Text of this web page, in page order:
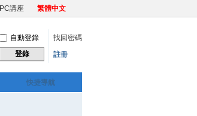
PC講座 繁體中文
自動登錄
找回密碼
登錄 註冊
快捷導航